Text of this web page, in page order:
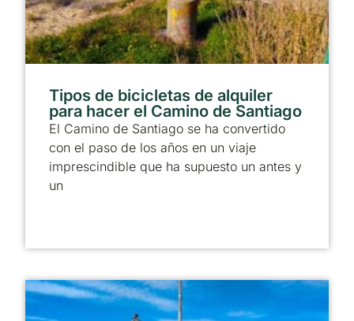
Tipos de bicicletas de alquiler
para hacer el Camino de Santiago
El Camino de Santiago se ha convertido
con el paso de los años en un viaje
imprescindible que ha supuesto un antes y
un